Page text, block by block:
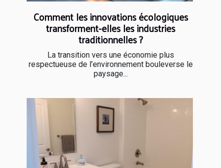
Comment les innovations écologiques
transforment-elles les industries
traditionnelles ?
La transition vers une économie plus
respectueuse de l’environnement bouleverse le
paysage...